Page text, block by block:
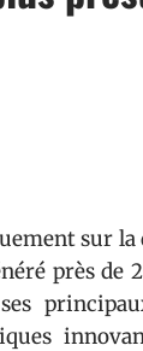
sur la
près de